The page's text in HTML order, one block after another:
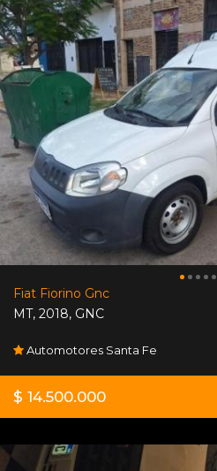
Fiat Fiorino Gnc
MT, 2018, GNC
Automotores Santa Fe
$ 14.500.000